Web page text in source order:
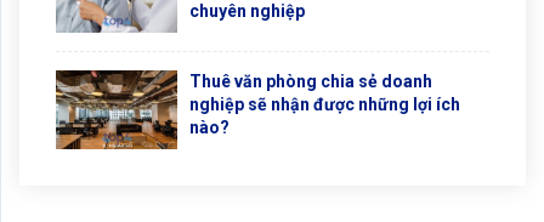
chuyên nghiệp
Thuê văn phòng chia sẻ doanh
nghiệp sẽ nhận được những lợi ích
nào?